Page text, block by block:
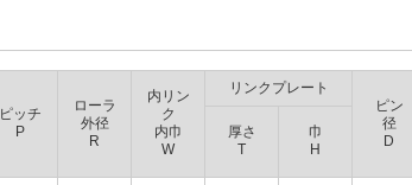
ピッチ
P
ローラ
外径
R
内リン
ク
内巾
W
リンクプレート
ピン
径
D
厚さ
T
巾
H